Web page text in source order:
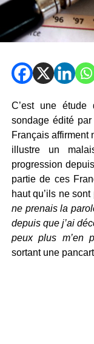
C’est une étude
sondage édité
Français affirment
illustre un
progression
partie de ces
haut qu’ils ne
ne prenais la
depuis que j’ai
peux plus m’en
sortant une